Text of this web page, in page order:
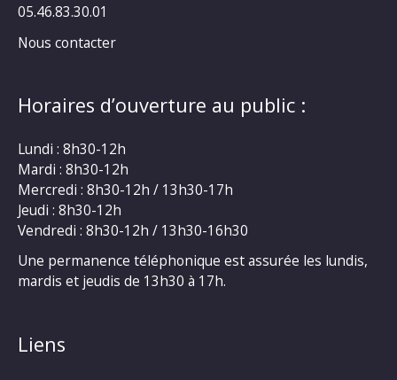
05.46.83.30.01
Nous contacter
Horaires d’ouverture au public :
Lundi : 8h30-12h
Mardi : 8h30-12h
Mercredi : 8h30-12h / 13h30-17h
Jeudi : 8h30-12h
Vendredi : 8h30-12h / 13h30-16h30
Une permanence téléphonique est assurée les lundis,
mardis et jeudis de 13h30 à 17h.
Liens